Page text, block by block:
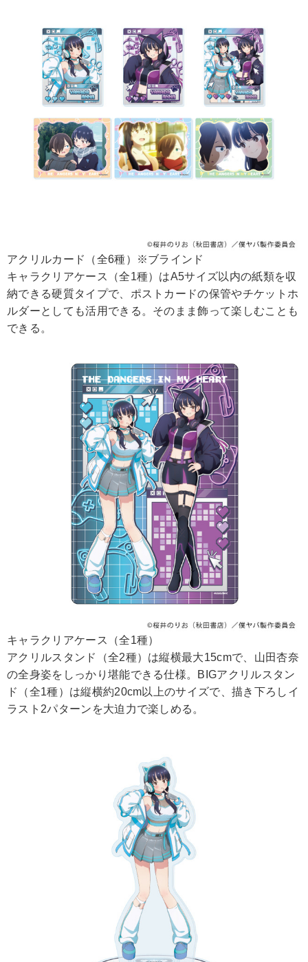
アクリルカード（全6種）※ブラインド
キャラクリアケース（全1種）はA5サイズ以内の紙類を収
納できる硬質タイプで、ポストカードの保管やチケットホ
ルダーとしても活用できる。そのまま飾って楽しむことも
できる。
キャラクリアケース（全1種）
アクリルスタンド（全2種）は縦横最大15cmで、山田杏奈
の全身姿をしっかり堪能できる仕様。BIGアクリルスタン
ド（全1種）は縦横約20cm以上のサイズで、描き下ろしイ
ラスト2パターンを大迫力で楽しめる。